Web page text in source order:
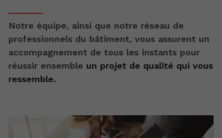
Notre équipe, ainsi que notre réseau de
professionnels du bâtiment, vous assurent un
accompagnement de tous les instants pour
réussir ensemble un projet de qualité qui vous
ressemble.